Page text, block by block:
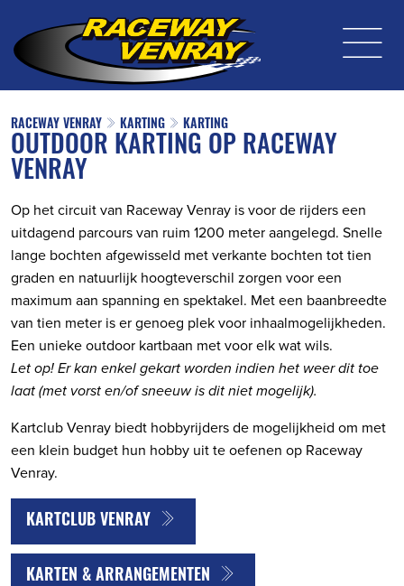
RACEWAY VENRAY KARTING KARTING
OUTDOOR KARTING OP RACEWAY
VENRAY
Op het circuit van Raceway Venray is voor de rijders een
uitdagend parcours van ruim 1200 meter aangelegd. Snelle
lange bochten afgewisseld met verkante bochten tot tien
graden en natuurlijk hoogteverschil zorgen voor een
maximum aan spanning en spektakel. Met een baanbreedte
van tien meter is er genoeg plek voor inhaalmogelijkheden.
Een unieke outdoor kartbaan met voor elk wat wils.
Let op! Er kan enkel gekart worden indien het weer dit toe
laat (met vorst en/of sneeuw is dit niet mogelijk).
Kartclub Venray biedt hobbyrijders de mogelijkheid om met
een klein budget hun hobby uit te oefenen op Raceway
Venray.
KARTCLUB VENRAY
KARTEN & ARRANGEMENTEN